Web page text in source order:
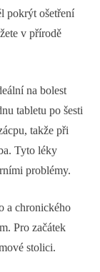
pokrýt ošetření
v přírodě
na bolest
tabletu po šesti
takže při
Tyto léky
problémy.
a chronického
Pro začátek
stolici.